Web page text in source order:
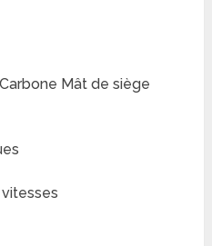
Mât de siège
vitesses